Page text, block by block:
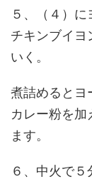
５、（４）に
チキンブイヨ
いく。
煮詰めるとヨ
カレー粉を加
ます。
６、中火で